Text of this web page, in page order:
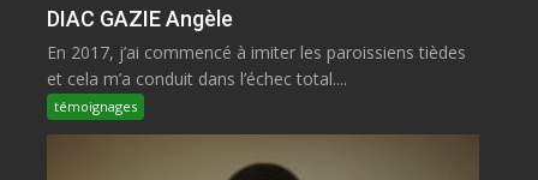
DIAC GAZIE Angèle
En 2017, j’ai commencé à imiter les paroissiens tièdes
et cela m’a conduit dans l’échec total....
témoignages